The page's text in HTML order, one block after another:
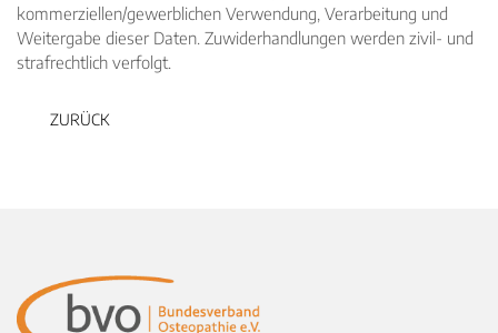
kommerziellen/gewerblichen Verwendung, Verarbeitung und
Weitergabe dieser Daten. Zuwiderhandlungen werden zivil- und
strafrechtlich verfolgt.
ZURÜCK